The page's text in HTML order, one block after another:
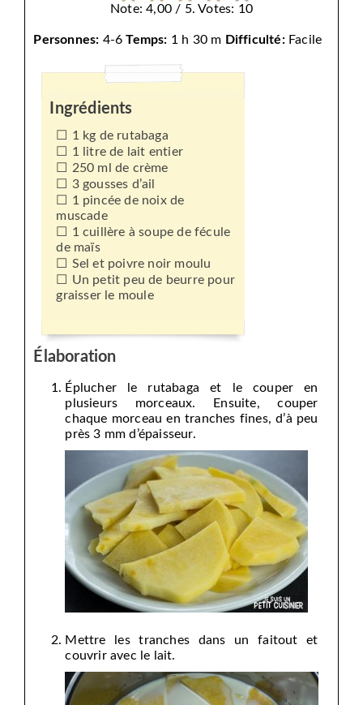
Note: 4,00 / 5. Votes: 10
Personnes: 4-6 Temps: 1 h 30 m Difficulté:Facile
Ingrédients
1 kg de rutabaga
1 litre de lait entier
250 ml de crème
3 gousses d’ail
1 pincée de noix de
muscade
1 cuillère à soupe de fécule
de maïs
Sel et poivre noir moulu
Un petit peu de beurre pour
graisser le moule
Élaboration
Éplucher le rutabaga et le couper en
plusieurs morceaux. Ensuite, couper
chaque morceau en tranches fines, d’à peu
près 3 mm d’épaisseur.
Mettre les tranches dans un faitout et
couvrir avec le lait.